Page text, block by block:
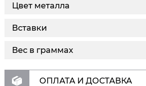
Цвет металла
Вставки
Вес в граммах
ОПЛАТА И ДОСТАВКА